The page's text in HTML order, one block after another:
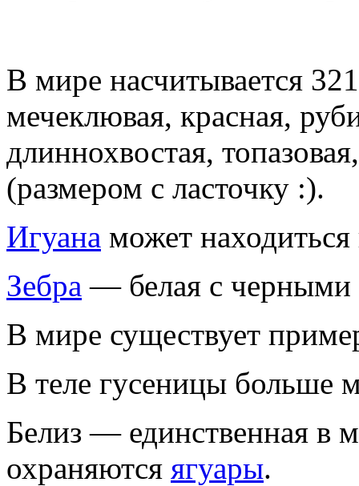
В мире насчитывается
мечеклювая, красная,
длиннохвостая,
(размером с ласточку :).
Игуана может
Зебра — белая с черными
В мире существует
В теле гусеницы больше
Белиз — единственная в
охраняются ягуары.